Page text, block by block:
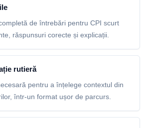
de întrebări pentru CPI scurt
răspunsuri corecte și explicații.
rutieră
pentru a înțelege contextul din
într-un format ușor de parcurs.